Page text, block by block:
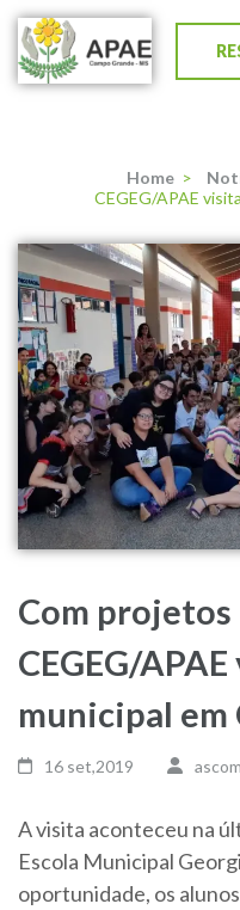
APAE de
Home >
CEGEG/APAE
Com projetos
CEGEG/
municipal em
16 set,2019
A visita aconteceu na
Escola Municipal
oportunidade, os